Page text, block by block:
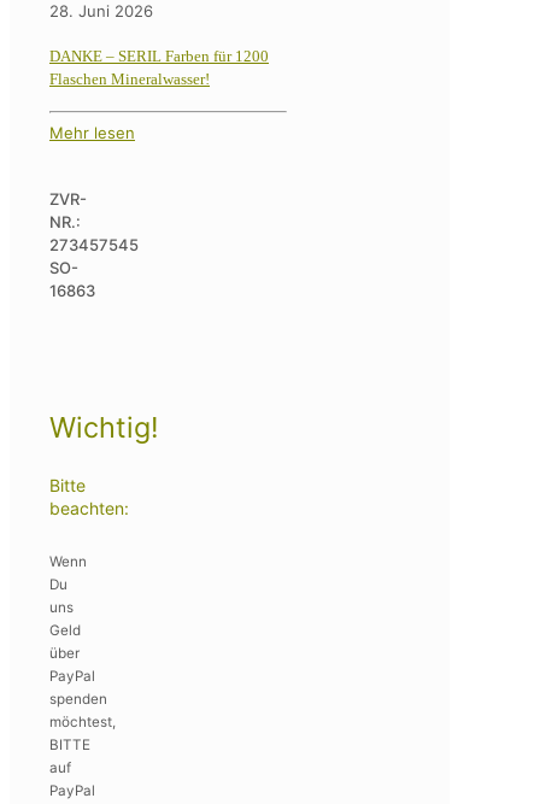
28. Juni 2026
DANKE – SERIL Farben für 1200
Flaschen Mineralwasser!
Mehr lesen
ZVR-
NR.:
273457545
SO-
16863
Wichtig!
Bitte
beachten:
Wenn
Du
uns
Geld
über
PayPal
spenden
möchtest,
BITTE
auf
PayPal